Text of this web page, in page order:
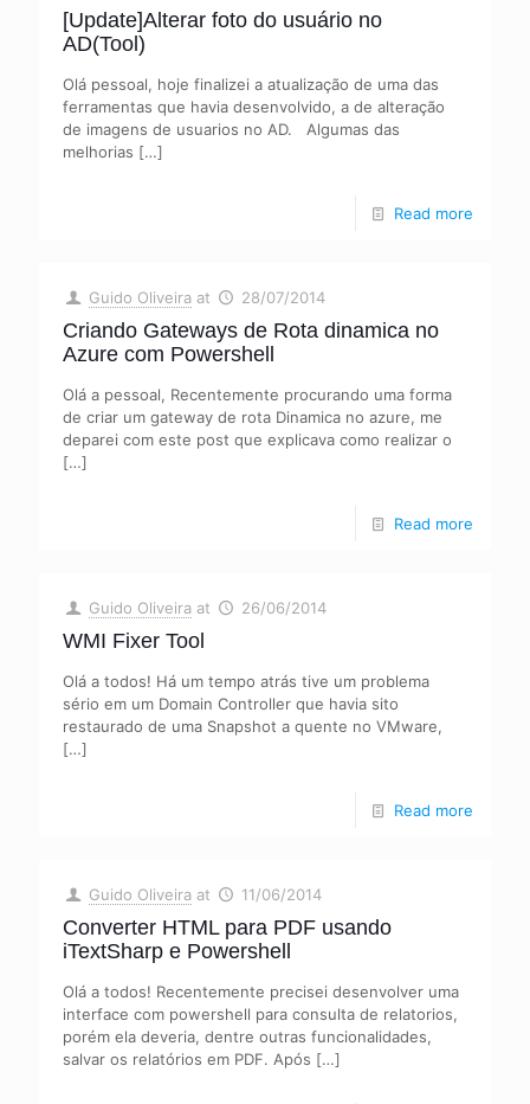
[Update]Alterar foto do usuário no
AD(Tool)
Olá pessoal, hoje finalizei a atualização de uma das
ferramentas que havia desenvolvido, a de alteração
de imagens de usuarios no AD. Algumas das
melhorias […]
Read more
Guido Oliveira at 28/07/2014
Criando Gateways de Rota dinamica no
Azure com Powershell
Olá a pessoal, Recentemente procurando uma forma
de criar um gateway de rota Dinamica no azure, me
deparei com este post que explicava como realizar o
[…]
Read more
Guido Oliveira at 26/06/2014
WMI Fixer Tool
Olá a todos! Há um tempo atrás tive um problema
sério em um Domain Controller que havia sito
restaurado de uma Snapshot a quente no VMware,
[…]
Read more
Guido Oliveira at 11/06/2014
Converter HTML para PDF usando
iTextSharp e Powershell
Olá a todos! Recentemente precisei desenvolver uma
interface com powershell para consulta de relatorios,
porém ela deveria, dentre outras funcionalidades,
salvar os relatórios em PDF. Após […]